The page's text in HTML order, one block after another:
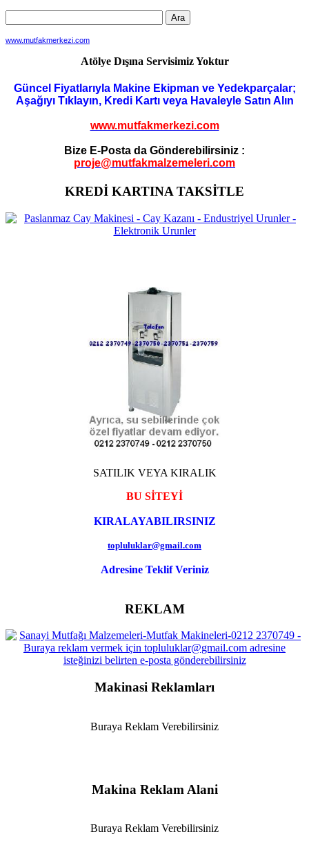
www.mutfakmerkezi.com
Atölye Dışına Servisimiz Yoktur
Güncel Fiyatlarıyla Makine Ekipman ve Yedekparçalar;
Aşağıyı Tıklayın, Kredi Kartı veya Havaleyle Satın Alın
www.mutfakmerkezi.com
Bize E-Posta da Gönderebilirsiniz :
proje@mutfakmalzemeleri.com
KREDİ KARTINA TAKSİTLE
SATILIK VEYA KIRALIK
BU SİTEYİ
KIRALAYABILIRSINIZ
topluluklar@gmail.com
Adresine Teklif Veriniz
REKLAM
Makinasi Reklamları
Buraya Reklam Verebilirsiniz
Makina Reklam Alani
Buraya Reklam Verebilirsiniz